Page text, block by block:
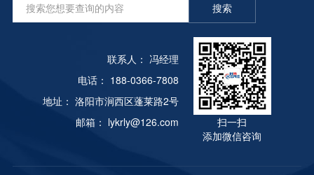
搜索
联系人： 冯经理
电话： 188-0366-7808
地址： 洛阳市涧西区蓬莱路2号
邮箱： lykrly@126.com
扫一扫
添加微信咨询